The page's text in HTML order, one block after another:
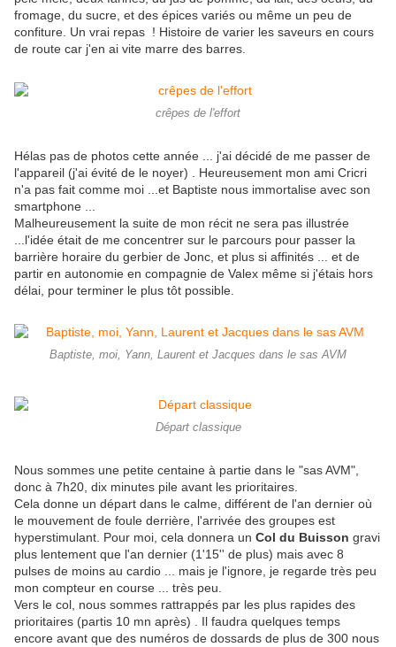
fromage, du sucre, et des épices variés ou même un peu de
confiture. Un vrai repas ! Histoire de varier les saveurs en cours
de route car j'en ai vite marre des barres.
crêpes de l'effort
Hélas pas de photos cette année ... j'ai décidé de me passer de
l'appareil (j'ai évité de le noyer) . Heureusement mon ami Cricri
n'a pas fait comme moi ...et Baptiste nous immortalise avec son
smartphone ...
Malheureusement la suite de mon récit ne sera pas illustrée
...l'idée était de me concentrer sur le parcours pour passer la
barrière horaire du gerbier de Jonc, et plus si affinités ... et de
partir en autonomie en compagnie de Valex même si j'étais hors
délai, pour terminer le plus tôt possible.
Baptiste, moi, Yann, Laurent et Jacques dans le sas AVM
Départ classique
Nous sommes une petite centaine à partie dans le "sas AVM",
donc à 7h20, dix minutes pile avant les prioritaires.
Cela donne un départ dans le calme, différent de l'an dernier où
le mouvement de foule derrière, l'arrivée des groupes est
hyperstimulant. Pour moi, cela donnera un Col du Buisson gravi
plus lentement que l'an dernier (1'15'' de plus) mais avec 8
pulses de moins au cardio ... mais je l'ignore, je regarde très peu
mon compteur en course ... très peu.
Vers le col, nous sommes rattrappés par les plus rapides des
prioritaires (partis 10 mn après) . Il faudra quelques temps
encore avant que des numéros de dossards de plus de 300 nous